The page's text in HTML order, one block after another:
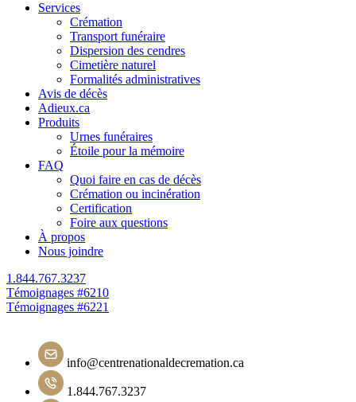
Services
Crémation
Transport funéraire
Dispersion des cendres
Cimetière naturel
Formalités administratives
Avis de décès
Adieux.ca
Produits
Urnes funéraires
Étoile pour la mémoire
FAQ
Quoi faire en cas de décès
Crémation ou incinération
Certification
Foire aux questions
À propos
Nous joindre
1.844.767.3237
Navigation
de
l'article
Témoignages #6210
Témoignages #6221
info@centrenationaldecremation.ca
1.844.767.3237